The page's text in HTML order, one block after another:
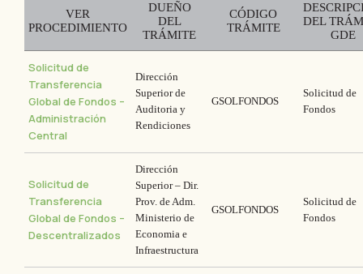
VER
PROCEDIMIENTO
DUEÑO
DEL
TRÁMITE
CÓDIGO
TRÁMITE
DEL
GDE
Solicitud de
Transferencia
Global de Fondos –
Administración
Central
Dirección
Superior de
Auditoria y
Rendiciones
GSOLFONDOS
Solicitud de
Fondos
Solicitud de
Transferencia
Global de Fondos –
Descentralizados
Dirección
Superior – Dir.
Prov. de Adm.
Ministerio de
Economia e
Infraestructura
GSOLFONDOS
Solicitud de
Fondos